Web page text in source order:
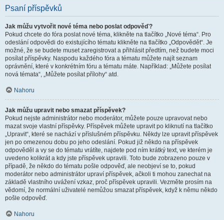
Psaní příspěvků
Jak můžu vytvořit nové téma nebo poslat odpověď?
Pokud chcete do fóra poslat nové téma, klikněte na tlačítko „Nové téma“. Pro
odeslání odpovědi do existujícího tématu klikněte na tlačítko „Odpovědět“. Je
možné, že se budete muset zaregistrovat a přihlásit předtím, než budete moci
posílat příspěvky. Naspodu každého fóra a tématu můžete najít seznam
oprávnění, které v konkrétním fóru a tématu máte. Například: „Můžete posílat
nová témata“, „Můžete posílat přílohy“ atd.
Nahoru
Jak můžu upravit nebo smazat příspěvek?
Pokud nejste administrátor nebo moderátor, můžete pouze upravovat nebo
mazat svoje vlastní příspěvky. Příspěvek můžete upravit po kliknutí na tlačítko
„Upravit“, které se nachází v příslušném příspěvku. Někdy lze upravit příspěvek
jen po omezenou dobu po jeho odeslání. Pokud již někdo na příspěvek
odpověděl a vy se do tématu vrátíte, najdete pod ním krátký text, ve kterém je
uvedeno kolikrát a kdy jste příspěvek upravili. Toto bude zobrazeno pouze v
případě, že někdo do tématu pošle odpověď, ale neobjeví se to, pokud
moderátor nebo administrátor upraví příspěvek, ačkoli ti mohou zanechat na
základě vlastního uvážení vzkaz, proč příspěvek upravili. Vezměte prosím na
vědomí, že normální uživatelé nemůžou smazat příspěvek, když k němu někdo
pošle odpověď.
Nahoru